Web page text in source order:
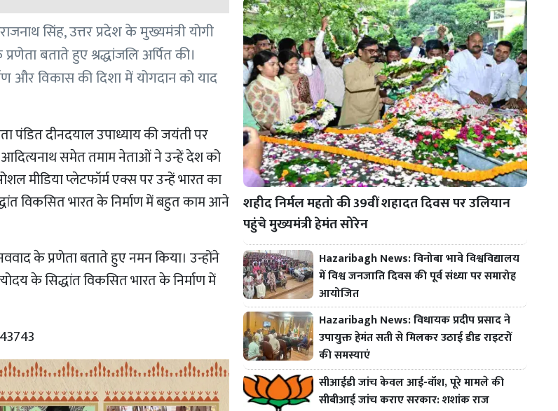
सिंह, उत्तर प्रदेश के मुख्यमंत्री योगी
बताते हुए श्रद्धांजलि अर्पित की।
और विकास की दिशा में योगदान को याद
पंडित दीनदयाल उपाध्याय की जयंती पर
आदित्यनाथ समेत तमाम नेताओं ने उन्हें देश को
मीडिया प्लेटफॉर्म एक्स पर उन्हें भारत का
विकसित भारत के निर्माण में बहुत काम आने
के प्रणेता बताते हुए नमन किया। उन्होंने
के सिद्धांत विकसित भारत के निर्माण में
शहीद निर्मल महतो की 39वीं शहादत दिवस पर उलियान
पहुंचे मुख्यमंत्री हेमंत सोरेन
Hazaribagh News: विनोबा भावे विश्वविद्यालय
में विश्व जनजाति दिवस की पूर्व संध्या पर समारोह
आयोजित
Hazaribagh News: विधायक प्रदीप प्रसाद ने
उपायुक्त हेमंत सती से मिलकर उठाई डीड राइटरों
की समस्याएं
सीआईडी जांच केवल आई-वॉश, पूरे मामले की
सीबीआई जांच कराए सरकार: शशांक राज